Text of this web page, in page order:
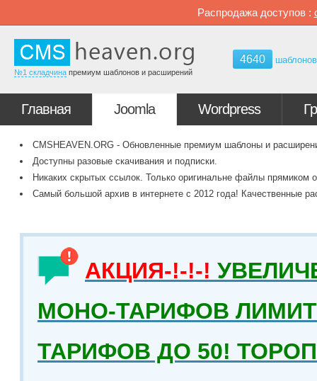
Распродажа доступов :
№1 складчина премиум шаблонов и расширений
4640 шаблонов
Главная Joomla Wordpress
CMSHEAVEN.ORG - Обновленные премиум шаблоны и
Доступны разовые скачивания и подписки.
Никаких скрытых ссылок. Только оригинальне файлы прямиком
Самый большой архив в интернете с 2012 года! Качественные
АКЦИЯ-!-!-!
МОНО-ТАРИФОВ
ТАРИФОВ ДО 50!